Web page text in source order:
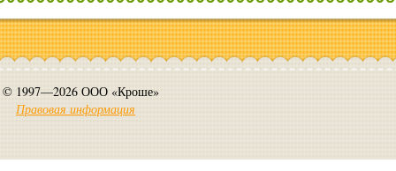
© 1997—2026 ООО «Кроше»
Правовая информация